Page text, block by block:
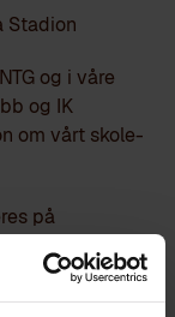
Stadion
og i våre
og IK
om vårt skole-
på